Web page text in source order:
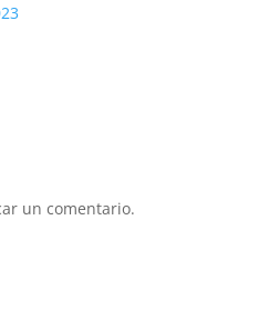
un comentario.